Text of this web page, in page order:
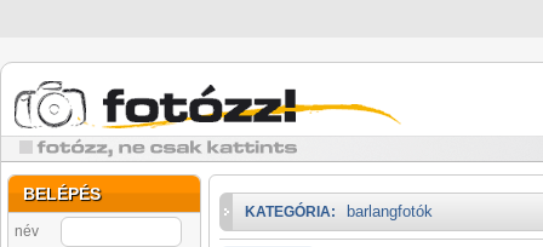
BELÉPÉS
név
KATEGÓRIA: barlangfotók